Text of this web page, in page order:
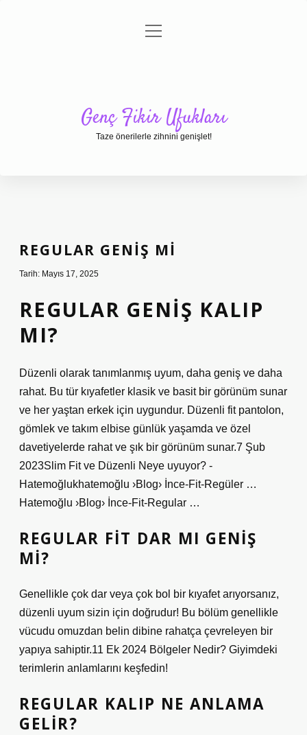
Gizlilik Politikası
menüyü
Genç Fikir Ufukları
Taze önerilerle zihnini genişlet!
REGULAR GENIŞ MI
Tarih: Mayıs 17, 2025
REGULAR GENIŞ KALIP
MI?
Düzenli olarak tanımlanmış uyum, daha geniş ve daha
rahat. Bu tür kıyafetler klasik ve basit bir görünüm sunar
ve her yaştan erkek için uygundur. Düzenli fit pantolon,
gömlek ve takım elbise günlük yaşamda ve özel
davetiyelerde rahat ve şık bir görünüm sunar.7 Şub
2023Slim Fit ve Düzenli Neye uyuyor? -
Hatemoğlukhatemoğlu ›Blog› İnce-Fit-Regüler …
Hatemoğlu ›Blog› İnce-Fit-Regular …
REGULAR FIT DAR MI GENIŞ
MI?
Genellikle çok dar veya çok bol bir kıyafet arıyorsanız,
düzenli uyum sizin için doğrudur! Bu bölüm genellikle
vücudu omuzdan belin dibine rahatça çevreleyen bir
yapıya sahiptir.11 Ek 2024 Bölgeler Nedir? Giyimdeki
terimlerin anlamlarını keşfedin!
REGULAR KALIP NE ANLAMA
GELIR?